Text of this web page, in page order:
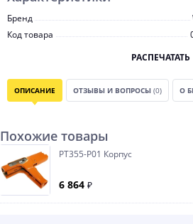
Бренд
Код товара
РАСПЕЧАТАТЬ
ОПИСАНИЕ ОТЗЫВЫ И ВОПРОСЫ (0) О
Похожие товары
PT355-P01 Корпус
6 864 ₽